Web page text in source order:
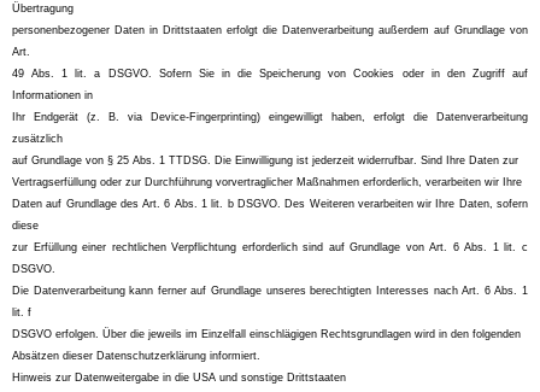
Übertragung
personenbezogener Daten in Drittstaaten erfolgt die Datenverarbeitung außerdem auf Grundlage von
Art.
49 Abs. 1 lit. a DSGVO. Sofern Sie in die Speicherung von Cookies oder in den Zugriff auf
Informationen in
Ihr Endgerät (z. B. via Device-Fingerprinting) eingewilligt haben, erfolgt die Datenverarbeitung
zusätzlich
auf Grundlage von § 25 Abs. 1 TTDSG. Die Einwilligung ist jederzeit widerrufbar. Sind Ihre Daten zur
Vertragserfüllung oder zur Durchführung vorvertraglicher Maßnahmen erforderlich, verarbeiten wir Ihre
Daten auf Grundlage des Art. 6 Abs. 1 lit. b DSGVO. Des Weiteren verarbeiten wir Ihre Daten, sofern
diese
zur Erfüllung einer rechtlichen Verpflichtung erforderlich sind auf Grundlage von Art. 6 Abs. 1 lit. c
DSGVO.
Die Datenverarbeitung kann ferner auf Grundlage unseres berechtigten Interesses nach Art. 6 Abs. 1
lit. f
DSGVO erfolgen. Über die jeweils im Einzelfall einschlägigen Rechtsgrundlagen wird in den folgenden
Absätzen dieser Datenschutzerklärung informiert.
Hinweis zur Datenweitergabe in die USA und sonstige Drittstaaten